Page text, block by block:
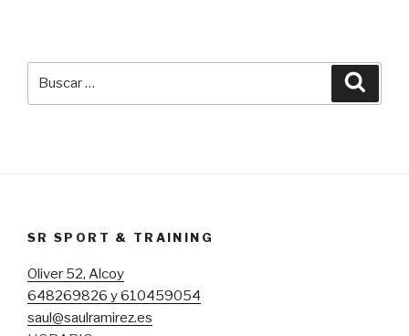
SR SPORT & TRAINING
Oliver 52, Alcoy
648269826 y 610459054
saul@saulramirez.es